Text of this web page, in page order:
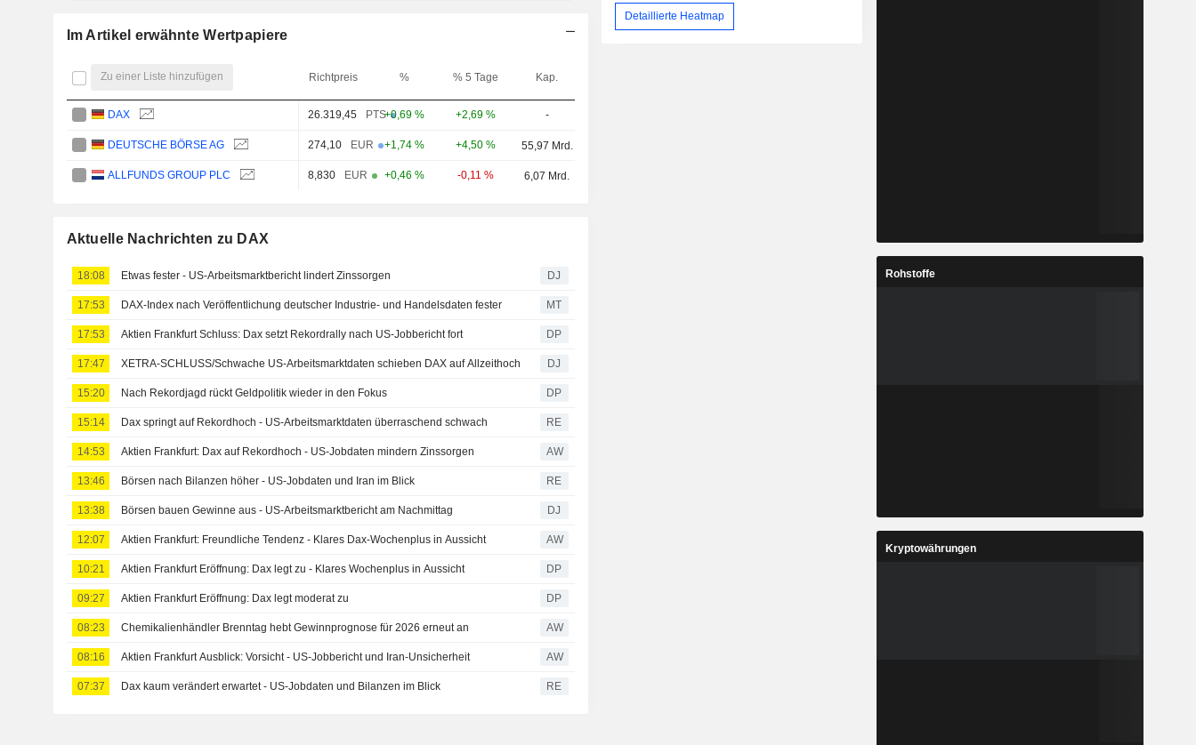
Im Artikel erwähnte Wertpapiere
Zu einer Liste hinzufügen Richtpreis % % 5 Tage Kap.
DAX 26.319,45 PTS+0,69 % +2,69 % -
DEUTSCHE BÖRSE AG 274,10 EUR +1,74 % +4,50 % 55,97 Mrd.
ALLFUNDS GROUP PLC 8,830 EUR +0,46 % -0,11 % 6,07 Mrd.
Aktuelle Nachrichten zu DAX
18:08 Etwas fester - US-Arbeitsmarktbericht lindert Zinssorgen DJ
17:53 DAX-Index nach Veröffentlichung deutscher Industrie- und Handelsdaten fester MT
17:53 Aktien Frankfurt Schluss: Dax setzt Rekordrally nach US-Jobbericht fort DP
17:47 XETRA-SCHLUSS/Schwache US-Arbeitsmarktdaten schieben DAX auf Allzeithoch DJ
15:20 Nach Rekordjagd rückt Geldpolitik wieder in den Fokus DP
15:14 Dax springt auf Rekordhoch - US-Arbeitsmarktdaten überraschend schwach RE
14:53 Aktien Frankfurt: Dax auf Rekordhoch - US-Jobdaten mindern Zinssorgen AW
13:46 Börsen nach Bilanzen höher - US-Jobdaten und Iran im Blick RE
13:38 Börsen bauen Gewinne aus - US-Arbeitsmarktbericht am Nachmittag DJ
12:07 Aktien Frankfurt: Freundliche Tendenz - Klares Dax-Wochenplus in Aussicht AW
10:21 Aktien Frankfurt Eröffnung: Dax legt zu - Klares Wochenplus in Aussicht DP
09:27 Aktien Frankfurt Eröffnung: Dax legt moderat zu DP
08:23 Chemikalienhändler Brenntag hebt Gewinnprognose für 2026 erneut an AW
08:16 Aktien Frankfurt Ausblick: Vorsicht - US-Jobbericht und Iran-Unsicherheit AW
07:37 Dax kaum verändert erwartet - US-Jobdaten und Bilanzen im Blick RE
Detaillierte Heatmap
Rohstoffe
Kryptowährungen